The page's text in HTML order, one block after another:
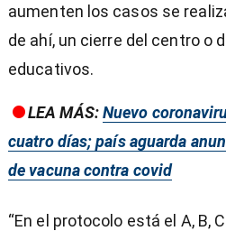
aumenten los casos se
de ahí, un cierre del centro o
educativos.
LEA MÁS:Nuevo
cuatro días; país aguarda
de vacuna contra covid
“En el protocolo está el A, B,